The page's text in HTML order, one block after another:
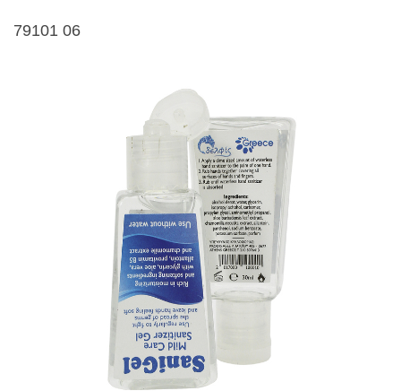
79101 06